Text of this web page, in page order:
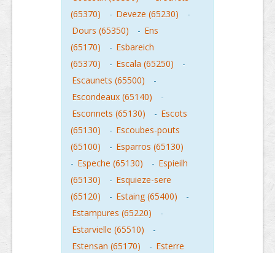
(65370)
- Deveze (65230)
-
Dours (65350)
- Ens
(65170)
- Esbareich
(65370)
- Escala (65250)
-
Escaunets (65500)
-
Escondeaux (65140)
-
Esconnets (65130)
- Escots
(65130)
- Escoubes-pouts
(65100)
- Esparros (65130)
- Espeche (65130) - Espieilh
(65130)
- Esquieze-sere
(65120)
- Estaing (65400)
-
Estampures (65220)
-
Estarvielle (65510)
-
Estensan (65170)
- Esterre